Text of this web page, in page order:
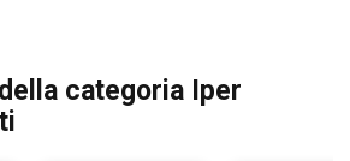
categoria Iper